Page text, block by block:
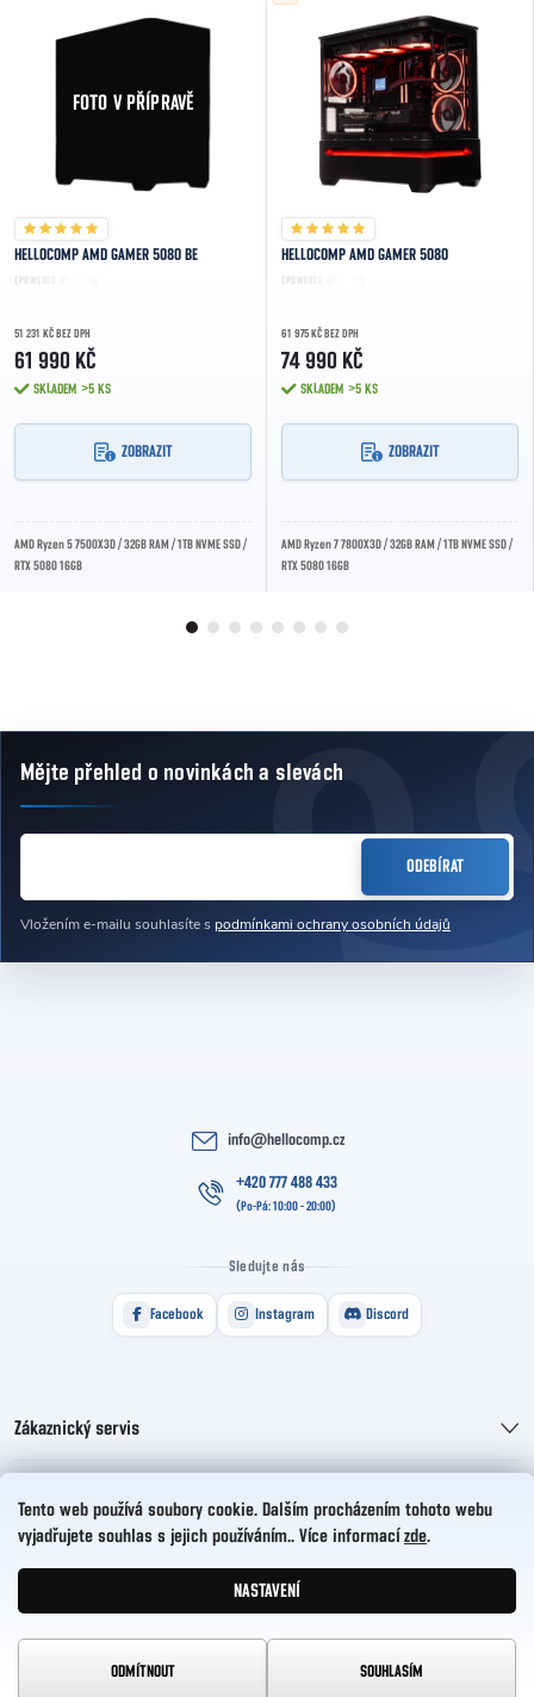
Tento web používá soubory cookie. Dalším procházením tohoto webu
vyjadřujete souhlas s jejich používáním.. Více informací zde.
NASTAVENÍ
ODMÍTNOUT SOUHLASÍM
FOTO V PŘÍPRAVĚ
HELLOCOMP AMD GAMER 5080 BE
(POWERED BY ASUS)
51 231 KČ BEZ DPH
61 990 KČ
SKLADEM >5 KS
ZOBRAZIT
AMD Ryzen 5 7500X3D / 32GB RAM / 1TB NVME SSD /
RTX 5080 16GB
HELLOCOMP AMD GAMER 5080
(POWERED BY ASUS)
61 975 KČ BEZ DPH
74 990 KČ
SKLADEM >5 KS
ZOBRAZIT
AMD Ryzen 7 7800X3D / 32GB RAM / 1TB NVME SSD /
RTX 5080 16GB
Zápatí
Mějte přehled o novinkácha slevách
Vložením e-mailu souhlasíte s podmínkami ochrany osobních údajů
ODEBÍRAT
info@hellocomp.cz
+420 777 488 433
Sledujte nás
Facebook Instagram Discord
Zákaznický servis
Copyright 2026
. Všechna práva vyhrazena.